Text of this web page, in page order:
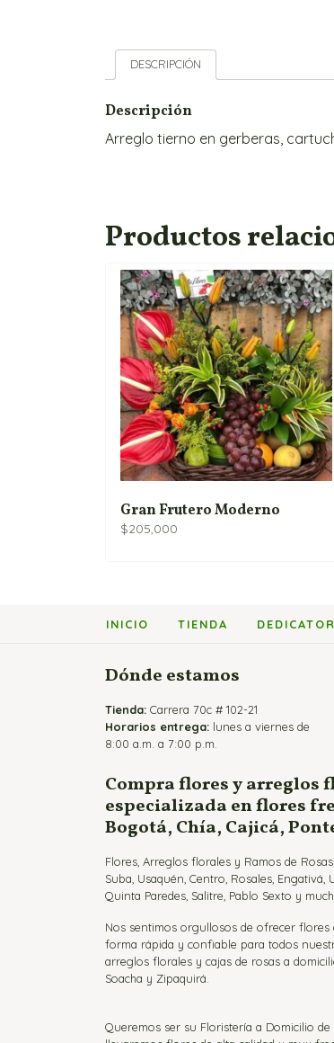
DESCRIPCIÓN
Descripción
Arreglo tierno en gerberas,
Productos
Gran Frutero Moderno
$205,000
INICIO TIENDA
Dónde estamos
Tienda: Carrera 70c # 102-21
Horarios entrega: lunes a viernes de
8:00 a.m. a 7:00 p.m.
Compra flores y arreglos
especializada en flores
Bogotá, Chía, Cajicá,
Flores, Arreglos florales y Ramos de
Suba, Usaquén, Centro, Rosales, Engativá,
Quinta Paredes, Salitre, Pablo Sexto y
Nos sentimos orgullosos de ofrecer
forma rápida y confiable para todos
arreglos florales y cajas de rosas a
Soacha y Zipaquirá.
Queremos ser su Floristería a Domicilio